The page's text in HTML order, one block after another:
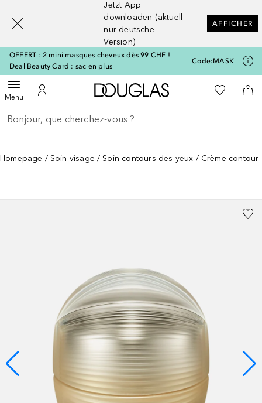
Jetzt App
downloaden (aktuell
nur deutsche
Version)
AFFICHER
OFFERT : 2 mini masques cheveux dès 99 CHF !
Deal Beauty Card : sac en plus
Code:MASK
MenuOuvrir le menuVers Mon Compte
Vers l'accueil Douglas
Vers Ma
Retourner
Exécuter la recherche
Homepage Soin visage Soin contours des yeux Crème contour
[navigation.slideout.screenreader]